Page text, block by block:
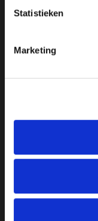
Statistieken
Marketing